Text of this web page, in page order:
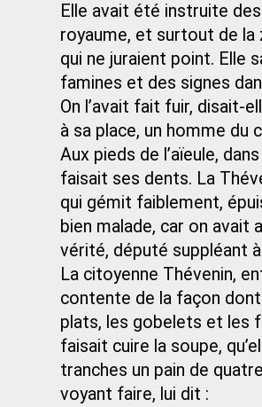
Elle avait été instruite
royaume, et surtout de la
qui ne juraient point. Elle
famines et des signes
On l’avait fait fuir, disait-
à sa place, un homme du
Aux pieds de l’aïeule,
faisait ses dents. La
qui gémit faiblement,
bien malade, car on avait
vérité, député suppléant
La citoyenne Thévenin,
contente de la façon
plats, les gobelets et les
faisait cuire la soupe,
tranches un pain de
voyant faire, lui dit :